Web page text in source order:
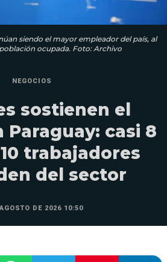
siendo el mayor empleador del país, al
ocupada. Foto: Archivo
NEGOCIOS
sostienen el
Paraguay: casi 8
trabajadores
del sector
DE 2026 10:50